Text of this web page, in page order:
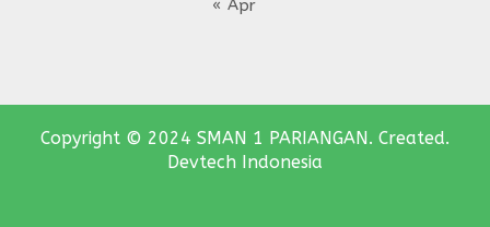
« Apr
Copyright © 2024 SMAN 1 PARIANGAN. Created.
Devtech Indonesia